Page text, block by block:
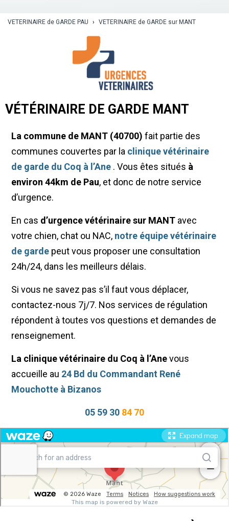
VETERINAIRE de GARDE PAU › VETERINAIRE de GARDE sur MANT
VÉTÉRINAIRE DE GARDE MANT
La commune de MANT (40700) fait partie des
communes couvertes par la clinique vétérinaire
de garde du Coq à l’Ane . Vous êtes situés à
environ 44km de Pau, et donc de notre service
d’urgence.
En cas d’urgence vétérinaire sur MANT avec
votre chien, chat ou NAC, notre équipe vétérinaire
de garde peut vous proposer une consultation
24h/24, dans les meilleurs délais.
Si vous ne savez pas s’il faut vous déplacer,
contactez-nous 7j/7. Nos services de régulation
répondent à toutes vos questions et demandes de
renseignement.
La clinique vétérinaire du Coq à l’Anevous
accueille au 24 Bd du Commandant René
Mouchotte à Bizanos
05 59 30 84 70